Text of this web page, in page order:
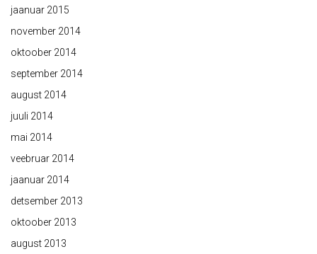
jaanuar 2015
november 2014
oktoober 2014
september 2014
august 2014
juuli 2014
mai 2014
veebruar 2014
jaanuar 2014
detsember 2013
oktoober 2013
august 2013